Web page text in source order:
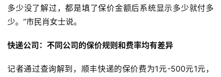
多少没了解过，都是填了保价金额后系统显示多少就付多
少。”市民肖女士说。
快递公司：不同公司的保价规则和费率均有差异
记者通过查询解到，顺丰快递的保价费为1元-500元1元，